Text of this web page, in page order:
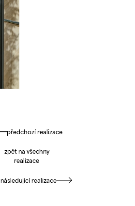
předchozí realizace
zpět na všechny
realizace
následující realizace